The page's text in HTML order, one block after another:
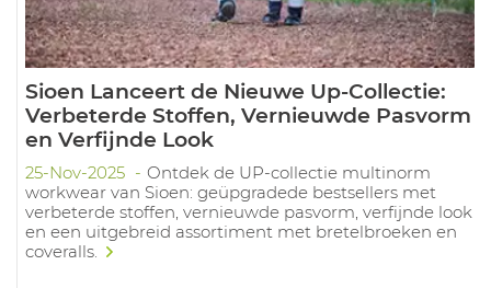
Sioen Lanceert de Nieuwe Up-Collectie:
Verbeterde Stoffen, Vernieuwde Pasvorm
en Verfijnde Look
25-Nov-2025
Ontdek de UP-collectie multinorm
workwear van Sioen: geüpgradede bestsellers met
verbeterde stoffen, vernieuwde pasvorm, verfijnde look
en een uitgebreid assortiment met bretelbroeken en
coveralls.